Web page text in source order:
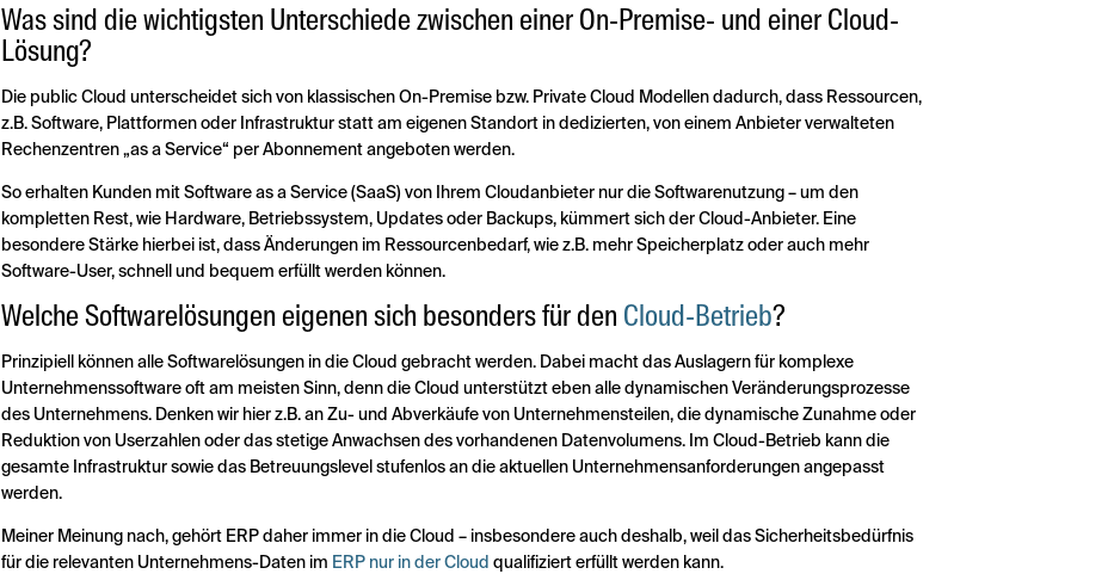
Was sind die wichtigsten Unterschiede zwischen einer On-Premise- und einer Cloud-
Lösung?
Die public Cloud unterscheidet sich von klassischen On-Premise bzw. Private Cloud Modellen dadurch, dass Ressourcen,
z.B. Software, Plattformen oder Infrastruktur statt am eigenen Standort in dedizierten, von einem Anbieter verwalteten
Rechenzentren „as a Service“ per Abonnement angeboten werden.
So erhalten Kunden mit Software as a Service (SaaS) von Ihrem Cloudanbieter nur die Softwarenutzung – um den
kompletten Rest, wie Hardware, Betriebssystem, Updates oder Backups, kümmert sich der Cloud-Anbieter. Eine
besondere Stärke hierbei ist, dass Änderungen im Ressourcenbedarf, wie z.B. mehr Speicherplatz oder auch mehr
Software-User, schnell und bequem erfüllt werden können.
Welche Softwarelösungen eigenen sich besonders für den Cloud-Betrieb?
Prinzipiell können alle Softwarelösungen in die Cloud gebracht werden. Dabei macht das Auslagern für komplexe
Unternehmenssoftware oft am meisten Sinn, denn die Cloud unterstützt eben alle dynamischen Veränderungsprozesse
des Unternehmens. Denken wir hier z.B. an Zu- und Abverkäufe von Unternehmensteilen, die dynamische Zunahme oder
Reduktion von Userzahlen oder das stetige Anwachsen des vorhandenen Datenvolumens. Im Cloud-Betrieb kann die
gesamte Infrastruktur sowie das Betreuungslevel stufenlos an die aktuellen Unternehmensanforderungen angepasst
werden.
Meiner Meinung nach, gehört ERP daher immer in die Cloud – insbesondere auch deshalb, weil das Sicherheitsbedürfnis
für die relevanten Unternehmens-Daten im ERP nur in der Cloud qualifiziert erfüllt werden kann.